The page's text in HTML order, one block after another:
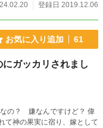
登録日 2019.12.06
お気に入り追加 61
にガッカリされまし
？ 嫌なんですけど？ 偉
て神の果実に宿り、嫁として